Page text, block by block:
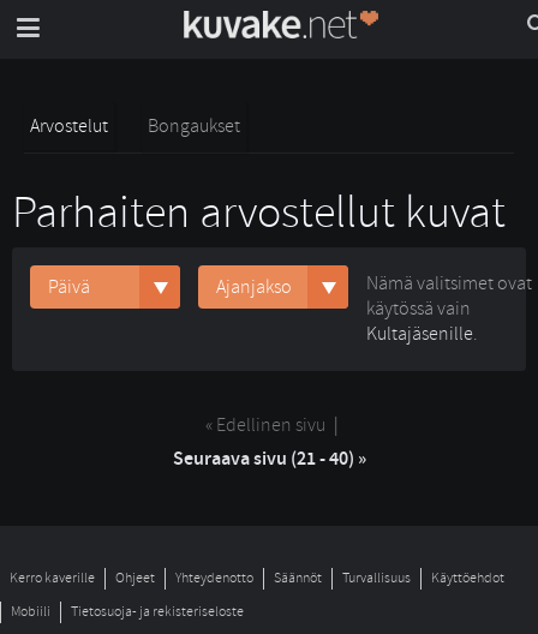
Arvostelut Bongaukset
Parhaiten arvostellut kuvat
Päivä Ajanjakso
Nämä valitsimet ovat
käytössä vain
Kultajäsenille.
« Edellinen sivu
Seuraava sivu (21 - 40) »
Kerro kaverille Ohjeet Yhteydenotto Säännöt Turvallisuus
Käyttöehdot
Mobiili
Tietosuoja- ja rekisteriseloste